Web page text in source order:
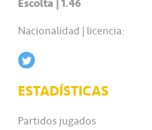
Nacionalidad | licencia:
ESTADÍSTICAS
Partidos jugados